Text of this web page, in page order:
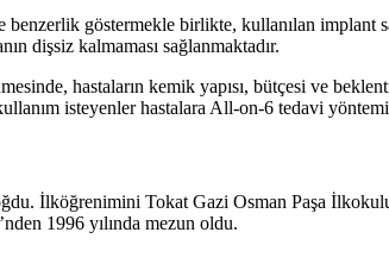
göstermekle birlikte, kullanılan implant
dişsiz kalmaması sağlanmaktadır.
hastaların kemik yapısı, bütçesi ve
isteyenler hastalara All-on-6 tedavi
İlköğrenimini Tokat Gazi Osman Paşa
1996 yılında mezun oldu.